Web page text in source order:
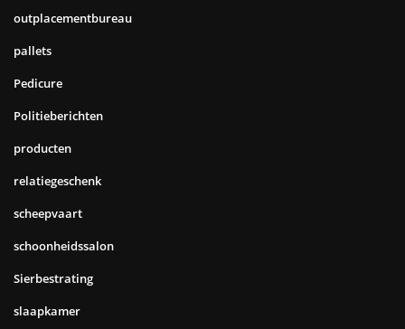
outplacementbureau
pallets
Pedicure
Politieberichten
producten
relatiegeschenk
scheepvaart
schoonheidssalon
Sierbestrating
slaapkamer